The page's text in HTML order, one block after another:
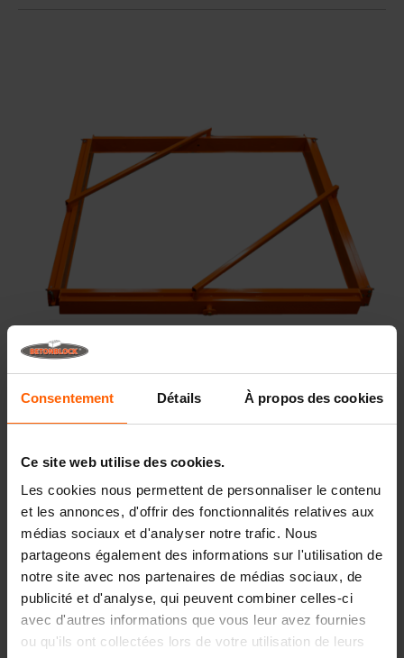
Consentement Détails À propos des cookies
Ce site web utilise des cookies.
Les cookies nous permettent de personnaliser le contenu
et les annonces, d'offrir des fonctionnalités relatives aux
médias sociaux et d'analyser notre trafic. Nous
partageons également des informations sur l'utilisation de
notre site avec nos partenaires de médias sociaux, de
publicité et d'analyse, qui peuvent combiner celles-ci
avec d'autres informations que vous leur avez fournies
ou qu'ils ont collectées lors de votre utilisation de leurs
couler des plaques en béton. Ces plaques sont souvent
utilisées pour le revêtement et le pavage de sols pour
l'industrie, des terrains privés et le secteur agricole. Par
rapport à des dalles et pierres, des plaques en béton
présentent l'avantage de couvrir beaucoup plus de mètres
avec une seule plaque. De ce fait, le support reste plat
plus longtemps. Les moules pour plaques sont
disponibles en plusieurs dimensions et épaisseurs. Il
existe également plusieurs dispositifs de levage pour